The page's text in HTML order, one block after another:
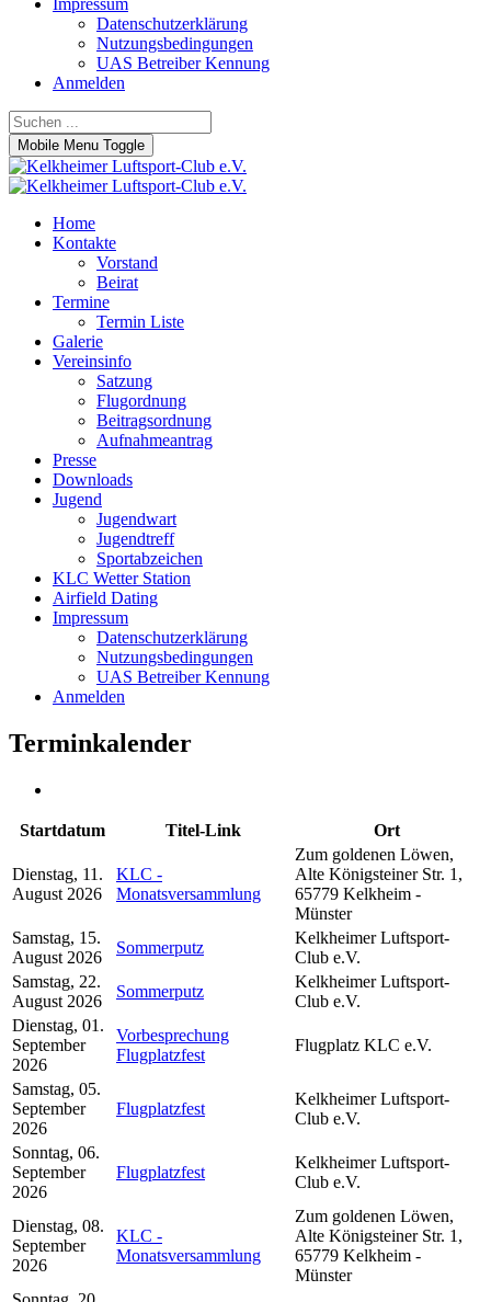
Impressum
Datenschutzerklärung
Nutzungsbedingungen
UAS Betreiber Kennung
Anmelden
Mobile Menu Toggle
Home
Kontakte
Vorstand
Beirat
Termine
Termin Liste
Galerie
Vereinsinfo
Satzung
Flugordnung
Beitragsordnung
Aufnahmeantrag
Presse
Downloads
Jugend
Jugendwart
Jugendtreff
Sportabzeichen
KLC Wetter Station
Airfield Dating
Impressum
Datenschutzerklärung
Nutzungsbedingungen
UAS Betreiber Kennung
Anmelden
Terminkalender
Startdatum Titel-Link Ort
Dienstag, 11.
August 2026
KLC -
Monatsversammlung
Zum goldenen Löwen,
Alte Königsteiner Str. 1,
65779 Kelkheim -
Münster
Samstag, 15.
August 2026
Sommerputz
Kelkheimer Luftsport-
Club e.V.
Samstag, 22.
August 2026
Sommerputz
Kelkheimer Luftsport-
Club e.V.
Dienstag, 01.
September
2026
Vorbesprechung
Flugplatzfest
Flugplatz KLC e.V.
Samstag, 05.
September
2026
Flugplatzfest
Kelkheimer Luftsport-
Club e.V.
Sonntag, 06.
September
2026
Flugplatzfest
Kelkheimer Luftsport-
Club e.V.
Dienstag, 08.
September
2026
KLC -
Monatsversammlung
Zum goldenen Löwen,
Alte Königsteiner Str. 1,
65779 Kelkheim -
Münster